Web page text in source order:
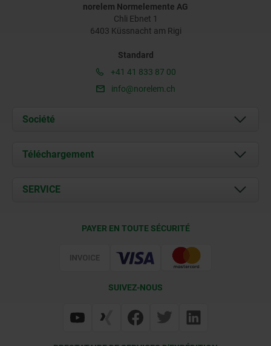
norelem Normelemente AG
Chli Ebnet 1
6403 Küssnacht am Rigi
Standard
+41 41 833 87 00
info@norelem.ch
Société
À propos de nous
Contact
Téléchargement
Documents
SERVICE
PAYER EN TOUTE SÉCURITÉ
SUIVEZ-NOUS